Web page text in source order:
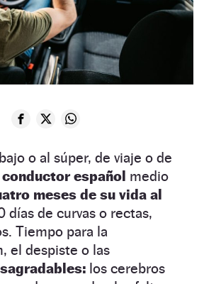
o al súper, de viaje o de
conductor español medio
meses de su vida al
días de curvas o rectas,
Tiempo para la
el despiste o las
los cerebros